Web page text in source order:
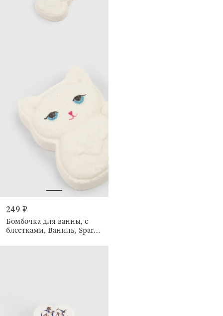
249 ₽
Бомбочка для ванны, с
блестками, Ваниль, Sparkle